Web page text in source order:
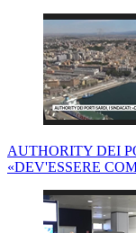
AUTHORITY DEI
«DEV'ESSERE